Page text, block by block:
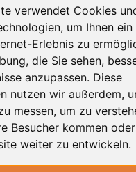
verwendet Cookies
um Ihnen ein
Erlebnis zu
die Sie sehen,
anzupassen. Diese
nutzen wir außerdem,
messen, um zu
Besucher kommen
weiter zu entwickeln.